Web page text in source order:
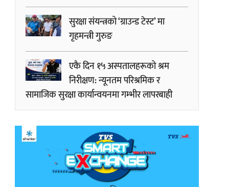
सुरक्षा संयन्त्रको ‘ग्राउन्ड टेस्ट’ मा
गृहमन्त्री गुरुङ
एकै दिन १५ अस्पतालहरूको श्रम
निरीक्षण: न्यूनतम परिश्रमिक र
सामाजिक सुरक्षा कार्यान्वयनमा गम्भीर लापरबाही